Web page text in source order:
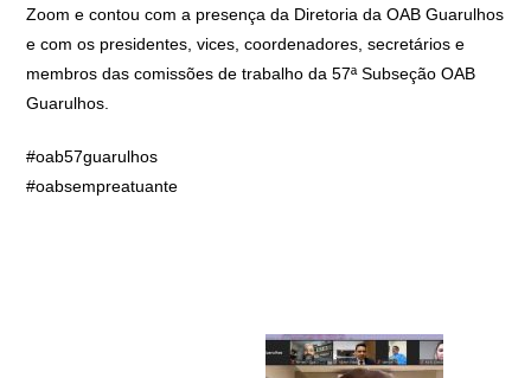
Zoom e contou com a presença da Diretoria da OAB Guarulhos
e com os presidentes, vices, coordenadores, secretários e
membros das comissões de trabalho da 57ª Subseção OAB
Guarulhos.
#oab57guarulhos
#oabsempreatuante